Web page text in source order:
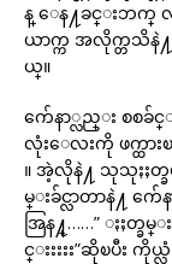
န္ ေန႔ခင္းဘက္
ယာက္က အလိုက္တသိနဲ႔
ယ္။
က်ေနာ္လည္း စစခ်င္
လုံးေလးကို ဖက္ထား
။ အဲ့လိုနဲ႔ သုသုႏႈတ္
မ္းခ်င္လာတာနဲ႔ က်
အြန႔္……” ႏႈ
င္းးးးး”ဆိုၿပီး